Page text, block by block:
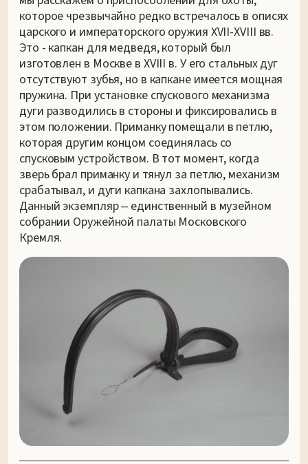
которое чрезвычайно редко встречалось в описях
царского и императорского оружия XVII-XVIII вв.
Это - капкан для медведя, который был
изготовлен в Москве в XVIII в. У его стальных дуг
отсутствуют зубья, но в капкане имеется мощная
пружина. При установке спускового механизма
дуги разводились в стороны и фиксировались в
этом положении. Приманку помещали в петлю,
которая другим концом соединялась со
спусковым устройством. В тот момент, когда
зверь брал приманку и тянул за петлю, механизм
срабатывал, и дуги капкана захлопывались.
Данный экземпляр ‒ единственный в музейном
собрании Оружейной палаты Московского
Кремля.